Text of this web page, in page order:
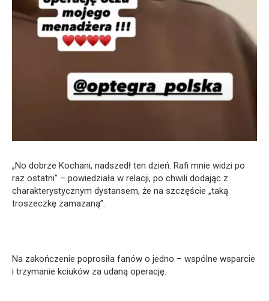
„No dobrze Kochani, nadszedł ten dzień. Rafi mnie widzi po
raz ostatni” – powiedziała w relacji, po chwili dodając z
charakterystycznym dystansem, że na szczęście „taką
troszeczkę zamazaną”.
Na zakończenie poprosiła fanów o jedno – wspólne wsparcie
i trzymanie kciuków za udaną operację.